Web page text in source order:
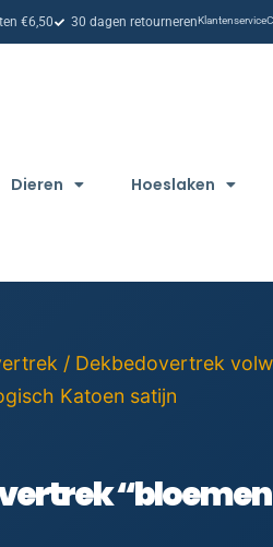
€6,50 30 dagen retournerenKlantenservice
Dieren Hoeslaken
/ Dekbedovertrek
Katoen satijn